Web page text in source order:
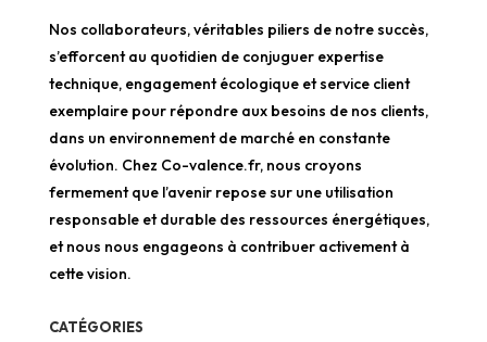
Nos collaborateurs, véritables piliers de notre succès,
s’efforcent au quotidien de conjuguer expertise
technique, engagement écologique et service client
exemplaire pour répondre aux besoins de nos clients,
dans un environnement de marché en constante
évolution. Chez Co-valence.fr, nous croyons
fermement que l’avenir repose sur une utilisation
responsable et durable des ressources énergétiques,
et nous nous engageons à contribuer activement à
cette vision.
CATÉGORIES